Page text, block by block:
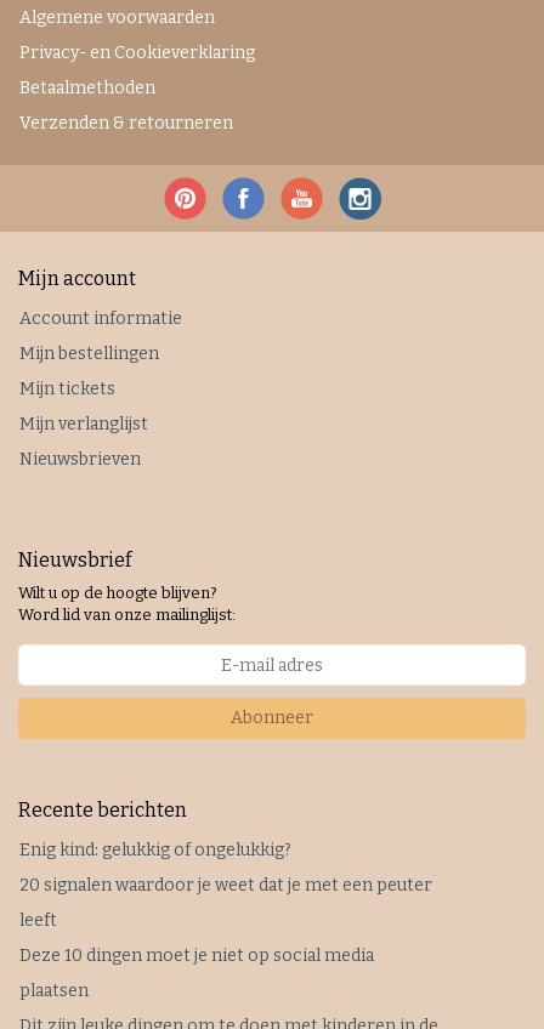
Algemene voorwaarden
Privacy- en Cookieverklaring
Betaalmethoden
Verzenden & retourneren
Mijn account
Account informatie
Mijn bestellingen
Mijn tickets
Mijn verlanglijst
Nieuwsbrieven
Nieuwsbrief
Wilt u op de hoogte blijven?
Word lid van onze mailinglijst:
Abonneer
Recente berichten
Enig kind: gelukkig of ongelukkig?
20 signalen waardoor je weet dat je met een peuter
leeft
Deze 10 dingen moet je niet op social media
plaatsen